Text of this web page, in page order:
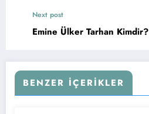
Next post
Emine Ülker Tarhan Kimdir?
BENZER İÇERIKLER